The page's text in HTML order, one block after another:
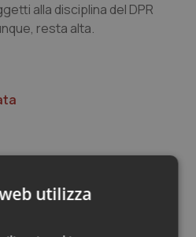
alla disciplina del DPR
resta alta.
utilizza